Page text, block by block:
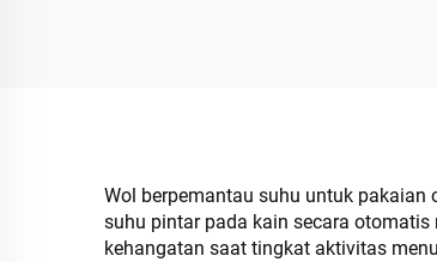
Wol berpemantau suhu untuk
suhu pintar pada kain secara
kehangatan saat tingkat aktivitas